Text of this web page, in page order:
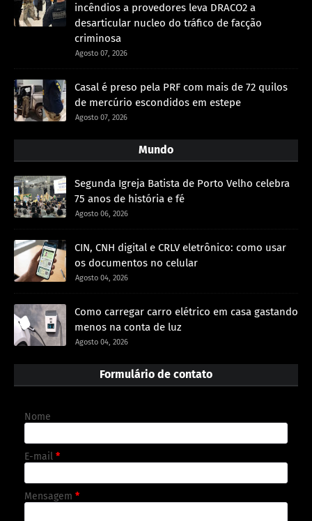
incêndios a provedores leva DRACO2 a
desarticular nucleo do tráfico de facção
criminosa
Agosto 07, 2026
Casal é preso pela PRF com mais de 72 quilos
de mercúrio escondidos em estepe
Agosto 07, 2026
Mundo
Segunda Igreja Batista de Porto Velho celebra
75 anos de história e fé
Agosto 06, 2026
CIN, CNH digital e CRLV eletrônico: como usar
os documentos no celular
Agosto 04, 2026
Como carregar carro elétrico em casa gastando
menos na conta de luz
Agosto 04, 2026
Formulário de contato
Nome
E-mail *
Mensagem *